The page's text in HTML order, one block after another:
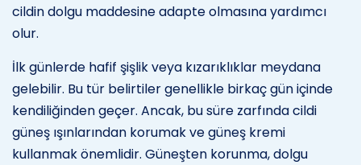
cildin dolgu maddesine adapte olmasına yardımcı
olur.
İlk günlerde hafif şişlik veya kızarıklıklar meydana
gelebilir. Bu tür belirtiler genellikle birkaç gün içinde
kendiliğinden geçer. Ancak, bu süre zarfında cildi
güneş ışınlarından korumak ve güneş kremi
kullanmak önemlidir. Güneşten korunma, dolgu